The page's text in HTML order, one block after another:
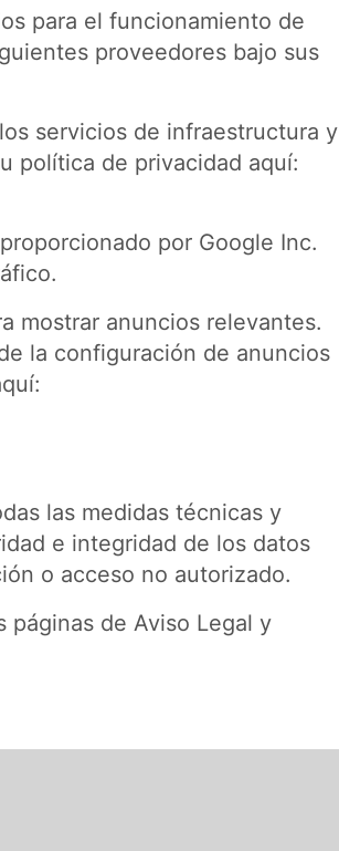
para el funcionamiento de
proveedores bajo sus
servicios de infraestructura y
política de privacidad aquí:
por Google Inc.
mostrar anuncios relevantes.
la configuración de anuncios
las medidas técnicas y
e integridad de los datos
o acceso no autorizado.
páginas de Aviso Legal y